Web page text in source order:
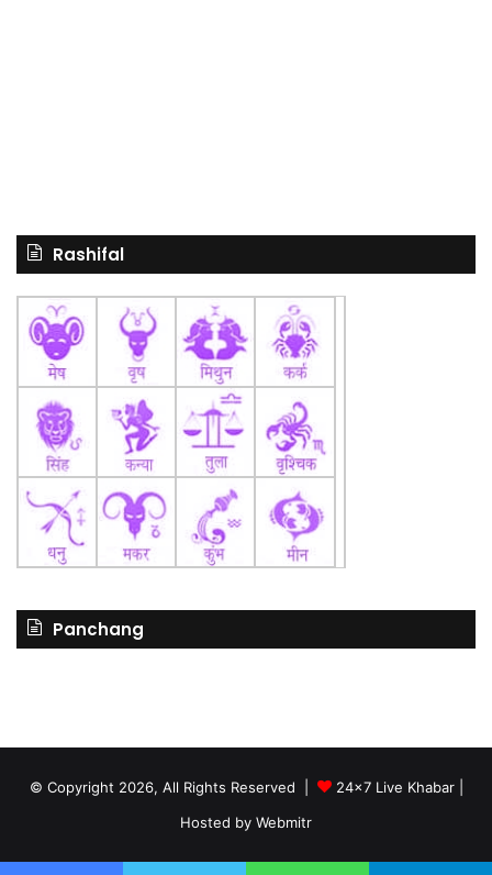
Rashifal
Panchang
© Copyright 2026, All Rights Reserved | 24x7 Live Khabar|
Hosted by Webmitr